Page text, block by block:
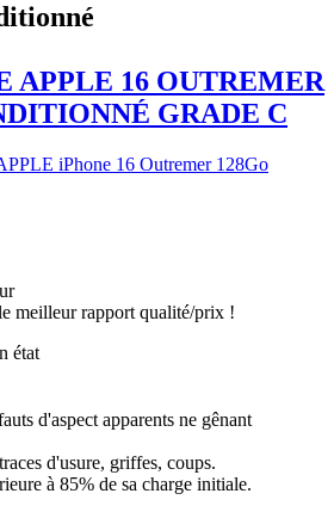
APPLE 16 OUTREMER
GRADE C
meilleur rapport qualité/prix !
état
d'aspect apparents ne gênant
d'usure, griffes, coups.
à 85% de sa charge initiale.